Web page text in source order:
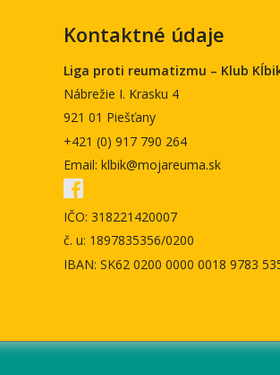
Kontaktné údaje
Liga proti reumatizmu – Klub
Nábrežie I. Krasku 4
921 01 Piešťany
+421 (0) 917 790 264
Email: klbik@mojareuma.sk
IČO: 318221420007
č. u: 1897835356/0200
IBAN: SK62 0200 0000 0018 9783